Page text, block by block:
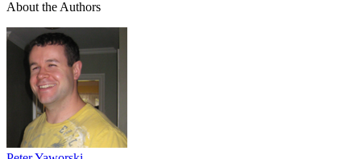
About the Authors